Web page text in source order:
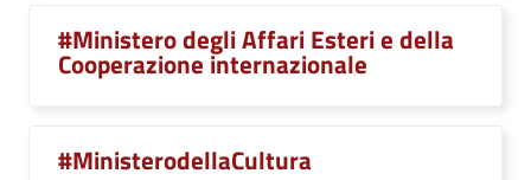
#Ministero degli Affari Esteri e della
Cooperazione internazionale
#MinisterodellaCultura